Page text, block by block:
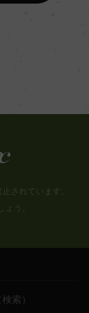
されています。
う。
索）